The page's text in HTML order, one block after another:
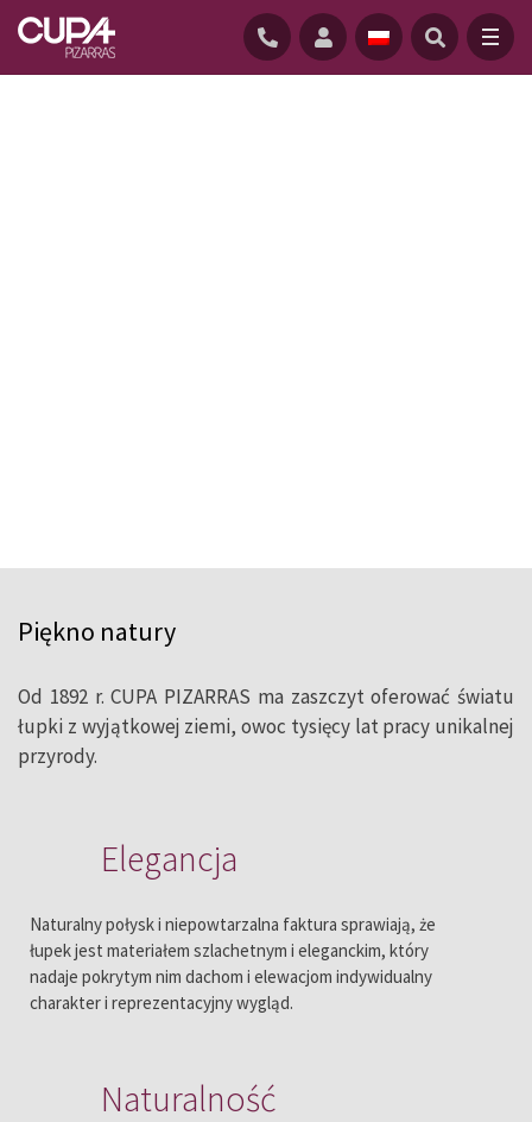
selekcjonujemy w najlepszych
kamieniołomach w Galicji, Kastylii i León,
gdzie znajdują się największe złoża
łupków naturalnych pochodzenia
Piękno natury
Od 1892 r. CUPA PIZARRAS ma zaszczyt oferować światu
łupki z wyjątkowej ziemi, owoc tysięcy lat pracy unikalnej
przyrody.
Elegancja
Naturalny połysk i niepowtarzalna faktura sprawiają, że
łupek jest materiałem szlachetnym i eleganckim, który
nadaje pokrytym nim dachom i elewacjom indywidualny
charakter i reprezentacyjny wygląd.
Naturalność